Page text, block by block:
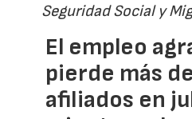
Seguridad Social y
El empleo
pierde más
afiliados en